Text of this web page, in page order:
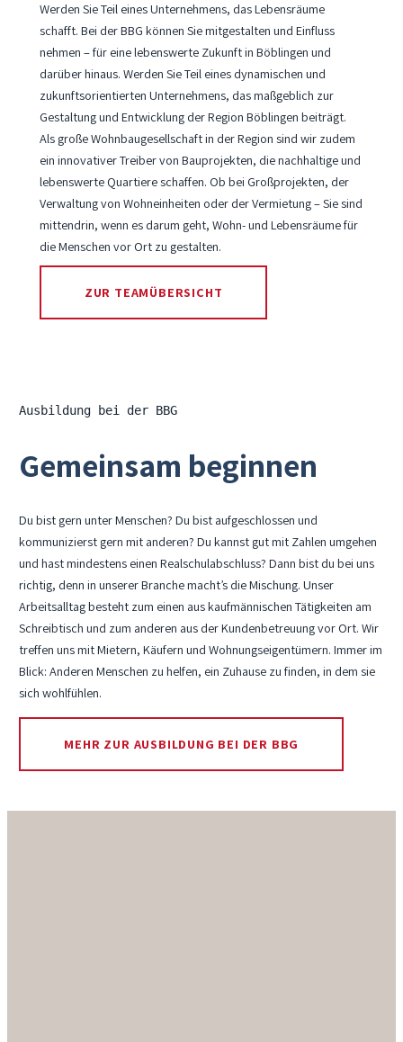
Werden Sie Teil eines Unternehmens, das Lebensräume
schafft. Bei der BBG können Sie mitgestalten und Einfluss
nehmen – für eine lebenswerte Zukunft in Böblingen und
darüber hinaus. Werden Sie Teil eines dynamischen und
zukunftsorientierten Unternehmens, das maßgeblich zur
Gestaltung und Entwicklung der Region Böblingen beiträgt.
Als große Wohnbaugesellschaft in der Region sind wir zudem
ein innovativer Treiber von Bauprojekten, die nachhaltige und
lebenswerte Quartiere schaffen. Ob bei Großprojekten, der
Verwaltung von Wohneinheiten oder der Vermietung – Sie sind
mittendrin, wenn es darum geht, Wohn- und Lebensräume für
die Menschen vor Ort zu gestalten.
ZUR TEAMÜBERSICHT
Ausbildung bei der BBG
Gemeinsam beginnen
Du bist gern unter Menschen? Du bist aufgeschlossen und
kommunizierst gern mit anderen? Du kannst gut mit Zahlen umgehen
und hast mindestens einen Realschulabschluss? Dann bist du bei uns
richtig, denn in unserer Branche macht’s die Mischung. Unser
Arbeitsalltag besteht zum einen aus kaufmännischen Tätigkeiten am
Schreibtisch und zum anderen aus der Kundenbetreuung vor Ort. Wir
treffen uns mit Mietern, Käufern und Wohnungseigentümern. Immer im
Blick: Anderen Menschen zu helfen, ein Zuhause zu finden, in dem sie
sich wohlfühlen.
MEHR ZUR AUSBILDUNG BEI DER BBG